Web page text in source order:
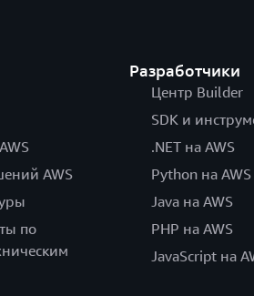
AWS
по
Разработчики
Центр Builder
SDK и
.NET на AWS
Python на AWS
Java на AWS
PHP на AWS
JavaScript на